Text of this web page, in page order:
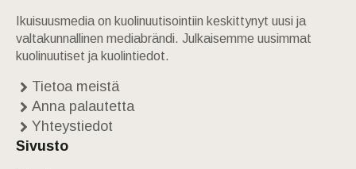
Ikuisuusmedia on kuolinuutisointiin keskittynyt uusi ja
valtakunnallinen mediabrändi. Julkaisemme uusimmat
kuolinuutiset ja kuolintiedot.
Tietoa meistä
Anna palautetta
Yhteystiedot
Sivusto